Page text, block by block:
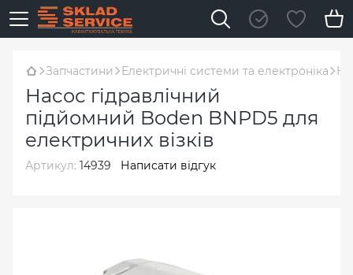
Запчастини Електричні системи та електроніка
Насос гідравлічний
підйомний Boden BNPD5 для
електричних візків
Артикул: 14939 Написати відгук